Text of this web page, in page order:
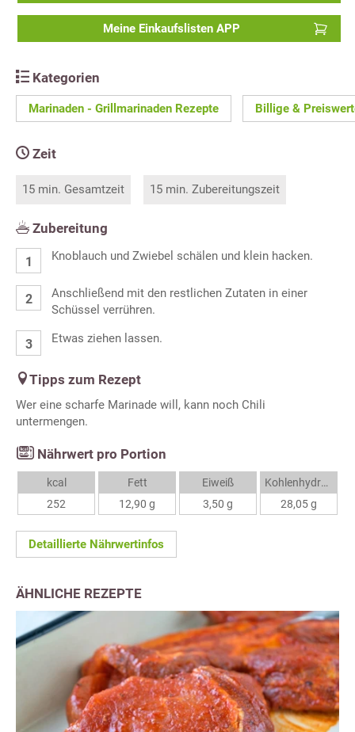
Meine Einkaufslisten APP
Kategorien
Marinaden - Grillmarinaden Rezepte Billige &
Zeit
15 min. Gesamtzeit 15 min. Zubereitungszeit
Zubereitung
Knoblauch und Zwiebel schälen und klein hacken.
Anschließend mit den restlichen Zutaten in einer
Schüssel verrühren.
Etwas ziehen lassen.
Tipps zum Rezept
Wer eine scharfe Marinade will, kann noch Chili
untermengen.
Nährwert pro Portion
kcal
252
Fett
12,90 g
Eiweiß
3,50 g
Kohlenhydrate
28,05 g
Detaillierte Nährwertinfos
ÄHNLICHE REZEPTE